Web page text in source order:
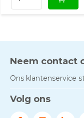
Neem contact
Ons klantenservice
Volg ons